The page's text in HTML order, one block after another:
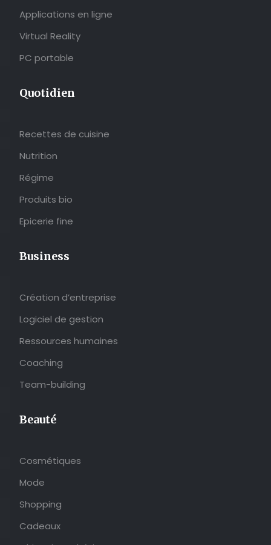
Applications en ligne
Virtual Reality
PC portable
Quotidien
Recettes de cuisine
Nutrition
Régime
Produits bio
Epicerie fine
Business
Création d’entreprise
Logiciel de gestion
Ressources humaines
Coaching
Team-building
Beauté
Cosmétiques
Mode
Shopping
Cadeaux